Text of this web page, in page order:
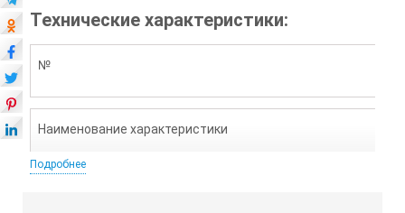
Технические характеристики:
№
Наименование характеристики
Подробнее